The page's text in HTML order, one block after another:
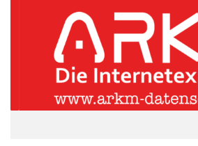
deshalb Nationalblumen, weil sie
wichtigsten Nahrungsmittel stehen:
Brot und Getränke wie Bier, Schnaps
wie Kali und Kama hergestellt
Lebensmittel.